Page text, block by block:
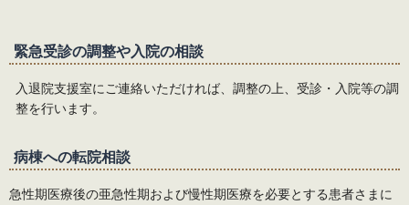
交通アクセス
緊急受診の調整や入院の相談
入退院支援室にご連絡いただければ、調整の上、受診・入院等の調
整を行います。
病棟への転院相談
急性期医療後の亜急性期および慢性期医療を必要とする患者さまに